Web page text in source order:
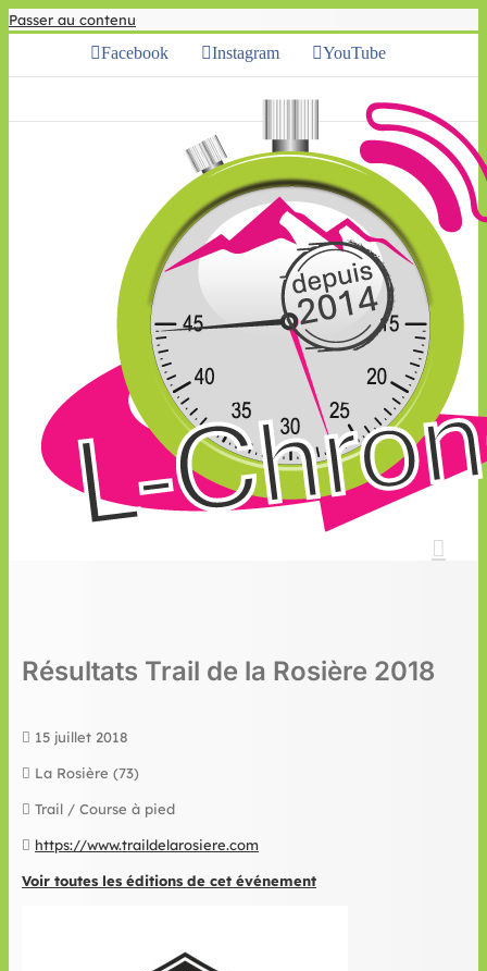
Passer au contenu
Facebook Instagram YouTube
Résultats Trail de la Rosière 2018
15 juillet 2018
La Rosière (73)
Trail / Course à pied
https://www.traildelarosiere.com
Voir toutes les éditions de cet événement